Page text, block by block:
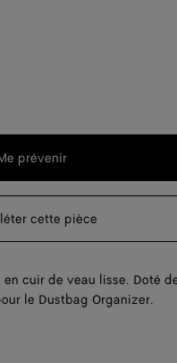
prévenir
cette pièce
cuir de veau lisse. Doté
le Dustbag Organizer.